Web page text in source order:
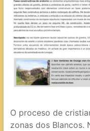
O proceso de
zonas dos Blancos.